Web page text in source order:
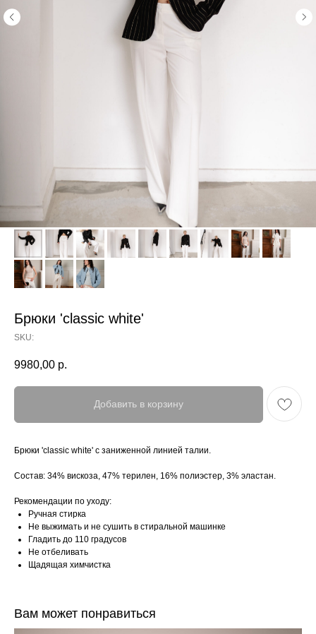
Брюки 'classic white'
SKU:
9980,00 р.
Добавить в корзину
Брюки 'classic white' с заниженной линией талии.
Состав: 34% вискоза, 47% терилен, 16% полиэстер, 3% эластан.
Рекомендации по уходу:
Ручная стирка
Не выжимать и не сушить в стиральной машинке
Гладить до 110 градусов
Не отбеливать
Щадящая химчистка
Вам может понравиться